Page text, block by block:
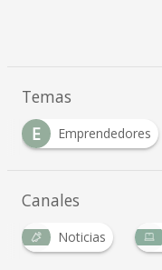
Temas
E
Emprendedores
Canales
Noticias